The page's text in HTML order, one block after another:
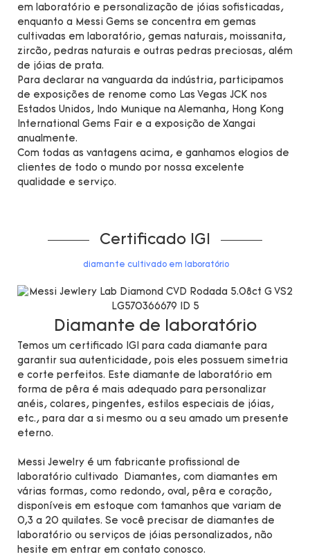
em laboratório e personalização de jóias sofisticadas,
enquanto a Messi Gems se concentra em gemas
cultivadas em laboratório, gemas naturais, moissanita,
zircão, pedras naturais e outras pedras preciosas, além
de jóias de prata.
Para declarar na vanguarda da indústria, participamos
de exposições de renome como Las Vegas JCK nos
Estados Unidos, Indo Munique na Alemanha, Hong Kong
International Gems Fair e a exposição de Xangai
anualmente.
Com todas as vantagens acima, e ganhamos elogios de
clientes de todo o mundo por nossa excelente
qualidade e serviço.
Certificado IGI
diamante cultivado em laboratório
Diamante de laboratório
Temos um certificado IGI para cada diamante para
garantir sua autenticidade, pois eles possuem simetria
e corte perfeitos. Este diamante de laboratório em
forma de pêra é mais adequado para personalizar
anéis, colares, pingentes, estilos especiais de jóias,
etc., para dar a si mesmo ou a seu amado um presente
eterno.
Messi Jewelry é um fabricante profissional de
laboratório cultivado Diamantes, com diamantes em
várias formas, como redondo, oval, pêra e coração,
disponíveis em estoque com tamanhos que variam de
0,3 a 20 quilates. Se você precisar de diamantes de
laboratório ou serviços de jóias personalizados, não
hesite em entrar em contato conosco.